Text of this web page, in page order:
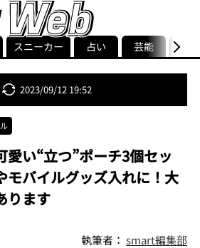
smart最新号
記事一覧ランキング
ストリ
スニーカー 占い 芸能 グル
2023/09/12 19:52
愛い“立つ”ポーチ3個セッ
モバイルグッズ入れに！大
ります
執筆者：smart編集部